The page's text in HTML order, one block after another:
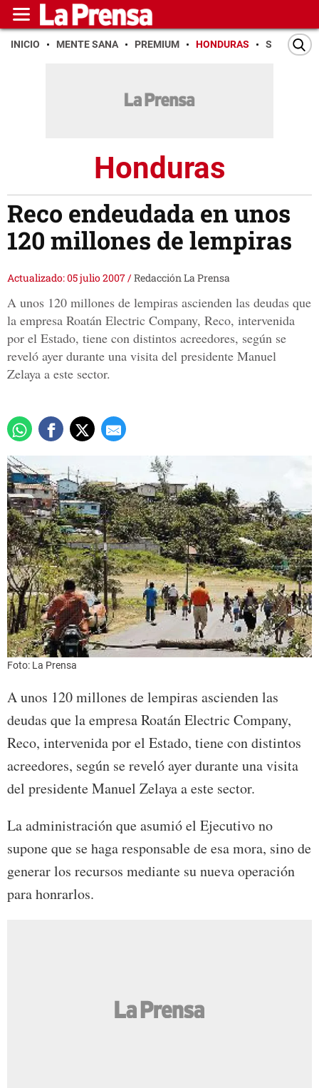
INICIO MENTE SANA PREMIUM HONDURAS SAN PEDRO
Honduras
Reco endeudada en unos
120 millones de lempiras
Actualizado: 05 julio 2007/Redacción La Prensa
A unos 120 millones de lempiras ascienden las deudas que
la empresa Roatán Electric Company, Reco, intervenida
por el Estado, tiene con distintos acreedores, según se
reveló ayer durante una visita del presidente Manuel
Zelaya a este sector.
Foto: La Prensa
A unos 120 millones de lempiras ascienden las
deudas que la empresa Roatán Electric Company,
Reco, intervenida por el Estado, tiene con distintos
acreedores, según se reveló ayer durante una visita
del presidente Manuel Zelaya a este sector.
La administración que asumió el Ejecutivo no
supone que se haga responsable de esa mora, sino de
generar los recursos mediante su nueva operación
para honrarlos.